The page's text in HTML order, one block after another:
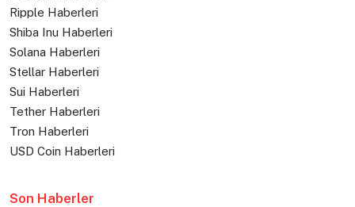
Ripple Haberleri
Shiba Inu Haberleri
Solana Haberleri
Stellar Haberleri
Sui Haberleri
Tether Haberleri
Tron Haberleri
USD Coin Haberleri
Son Haberler